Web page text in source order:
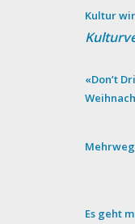
Kultur
«Don’t
Es geht